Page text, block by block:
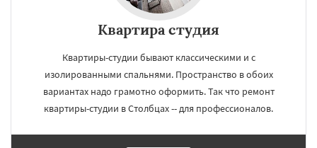
Квартира студия
Квартиры-студии бывают классическими и с
изолированными спальнями. Пространство в обоих
вариантах надо грамотно оформить. Так что ремонт
квартиры-студии в Столбцах -- для профессионалов.